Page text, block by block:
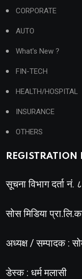
CORPORATE
AUTO
What's New ?
FIN-TECH
HEALTH/HOSPITAL
INSURANCE
OTHERS
REGISTRATION
सूचना विभाग दर्ता
सोस मिडिया
अध्यक्ष / सम्पादक :
डेस्क : धर्म मलासी